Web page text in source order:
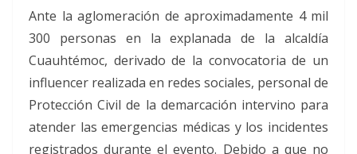
Ante la aglomeración de aproximadamente 4 mil
300 personas en la explanada de la alcaldía
Cuauhtémoc, derivado de la convocatoria de un
influencer realizada en redes sociales, personal de
Protección Civil de la demarcación intervino para
atender las emergencias médicas y los incidentes
registrados durante el evento. Debido a que no